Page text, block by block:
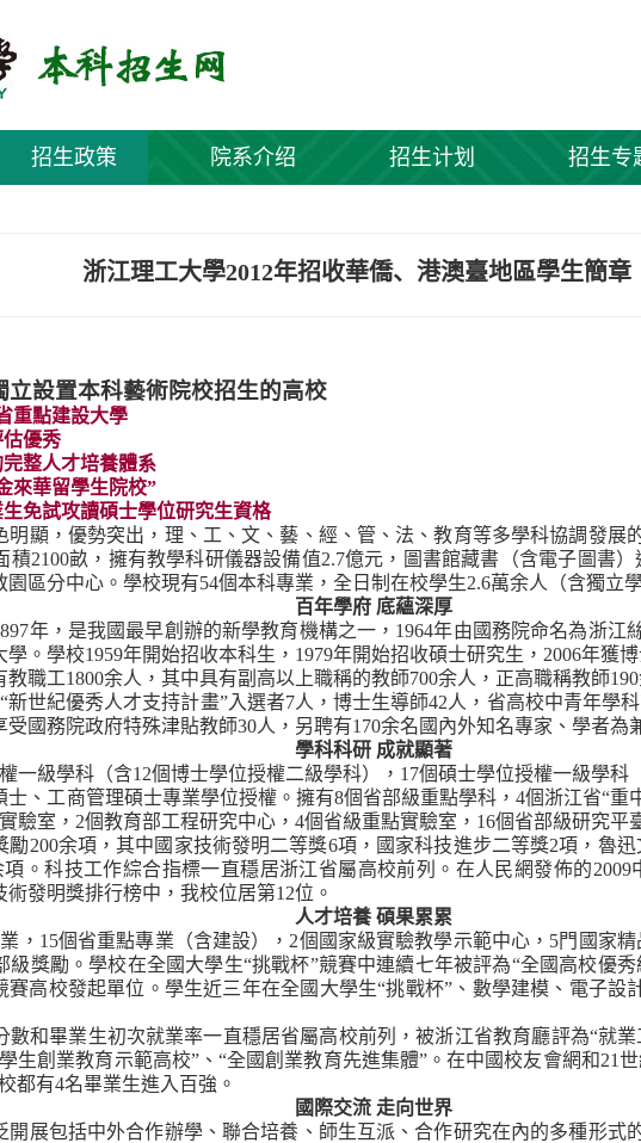
招生政策 院系介绍 招生计划 招生专
浙江理工大學2012年招收華僑、港澳臺地區學生簡章
設置本科藝術院校招生的高校
重點建設大學
優秀
整人才培養體系
來華留學生院校”
免試攻讀碩士學位研究生資格
明顯，優勢突出，理、工、文、藝、經、管、法、教育等多學科協調發展
積2100畝，擁有教學科研儀器設備值2.7億元，圖書館藏書（含電子圖書）
園區分中心。學校現有54個本科專業， 全日制在校學生2.6萬余人（含獨立
百年學府 底蘊深厚
年，是我國最早創辦的新學教育機構之一， 1964年由國務院命名為浙江
學。學校1959年開始招收本科生， 1979年開始招收碩士研究生， 2006年獲
教職工1800余人，其中具有副高以上職稱的教師700余人，正高職稱教師190
新世紀優秀人才支持計畫”入選者7人，博士生導師42人，省高校中青年學
受國務院政府特殊津貼教師30人，另聘有170余名國內外知名專家、學者為
學科科研 成就顯著
一級學科（含12個博士學位授權二級學科）， 17個碩士學位授權一級學科
、工商管理碩士專業學位授權。擁有8個省部級重點學科，4個浙江省“重
驗室， 2個教育部工程研究中心， 4個省級重點實驗室， 16個省部級研究平
勵200余項，其中國家技術發明二等獎6項，國家科技進步二等獎2項，魯迅
項。科技工作綜合指標一直穩居浙江省屬高校前列。在人民網發佈的2009
術發明獎排行榜中，我校位居第12位。
人才培養 碩果累累
， 15個省重點專業（含建設）， 2個國家級實驗教學示範中心， 5門國家精
級獎勵。學校在全國大學生“挑戰杯”競賽中連續七年被評為“全國高校優
賽高校發起單位。學生近三年在全國大學生“挑戰杯”、數學建模、電子設
數和畢業生初次就業率一直穩居省屬高校前列，被浙江省教育廳評為“就
生創業教育示範高校”、“全國創業教育先進集體”。在中國校友會網和21
都有4名畢業生進入百強。
國際交流 走向世界
開展包括中外合作辦學、聯合培養、師生互派、合作研究在內的多種形式